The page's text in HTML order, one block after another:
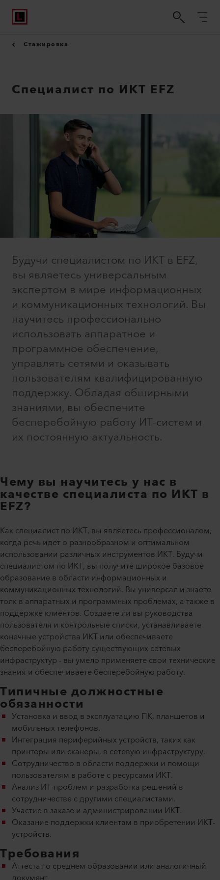
Стажировка
Специалист по ИКТ EFZ
Будучи специалистом по ИКТ в EFZ,
вы являетесь универсальным
экспертом в мире информационных
и коммуникационных технологий. Вы
научитесь профессионально
использовать аппаратное и
программное обеспечение,
управлять сетями и оказывать
пользователям квалифицированную
поддержку. Обладая обширными
знаниями, вы обеспечите
бесперебойную работу ИТ-систем и
их постоянную актуальность.
Чему вы научитесь у нас в
качестве специалиста по ИКТ в
EFZ?
Как специалист по ИКТ, вы являетесь профессионалом,
когда речь идет о разнообразном и оптимальном
использовании различных инструментов ИКТ. Будучи
специалистом по ИКТ, вы получите широкое базовое
образование в области информационных и
коммуникационных технологий. Вы универсал и знаете
толк в аппаратных и программных проблемах, а также в
поддержке клиентов. Создаете ли вы руководства
пользователя и контрольные списки, устанавливаете
конечные устройства ИКТ или обеспечиваете
бесперебойную работу существующих сетевых
инфраструктур - вы умело применяете свои технические
знания и обеспечиваете бесперебойную работу.
Типичные должностные
обязанности
Установка и ввод в эксплуатацию ПК, планшетов и
мобильных телефонов.
Интеграция периферийных устройств, таких как
принтеры или сканеры, в сетевую инфраструктуру.
Сотрудничество в области поддержки и помощи
пользователям в работе с ресурсами ИКТ.
Анализ ИТ-проблем и разработка решений в
сотрудничестве с другими специалистами.
Участие в заказе и администрировании ИКТ.
Оказание поддержки клиентам в приобретении ИКТ-
устройств.
Требования
Аттестат о среднем образовании или аналогичный